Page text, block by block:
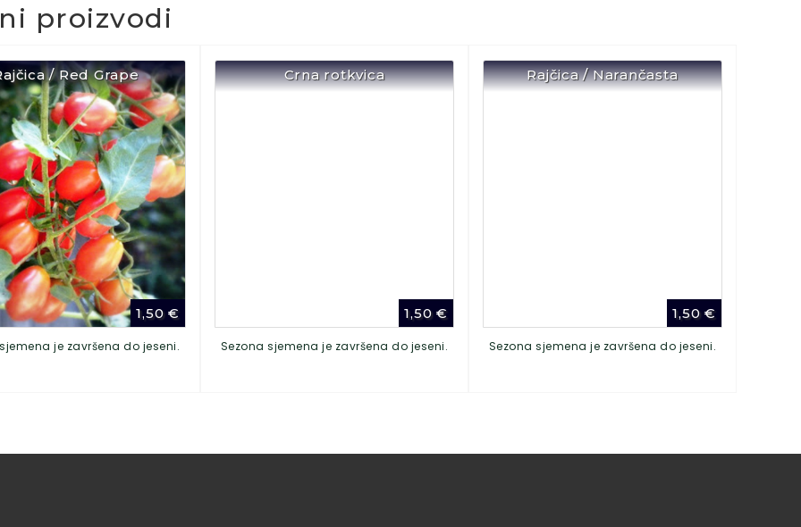
proizvodi
/ Red Grape
1,50€
je završena do jeseni.
Crna rotkvica
1,50€
Sezona sjemena je završena do jeseni.
Rajčica / Narančasta
1,50€
Sezona sjemena je završena do jeseni.